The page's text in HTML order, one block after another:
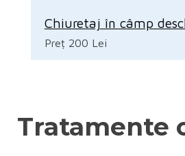
Chiuretaj în câmp
Preț 200 Lei
Tratamente